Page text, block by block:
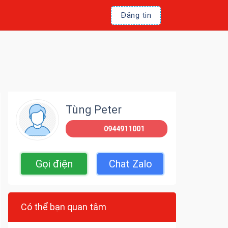
Đăng tin
Tùng Peter
0944911001
Gọi điện Chat Zalo
Có thể bạn quan tâm